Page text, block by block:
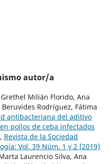
autor/a
Milián Florido, Ana
Rodríguez, Fátima
antibacteriana del aditivo
pollos de ceba infectados
, Revista de la Sociedad
Vol. 39 Núm. 1 y 2 (2019)
Laurencio Silva, Ana